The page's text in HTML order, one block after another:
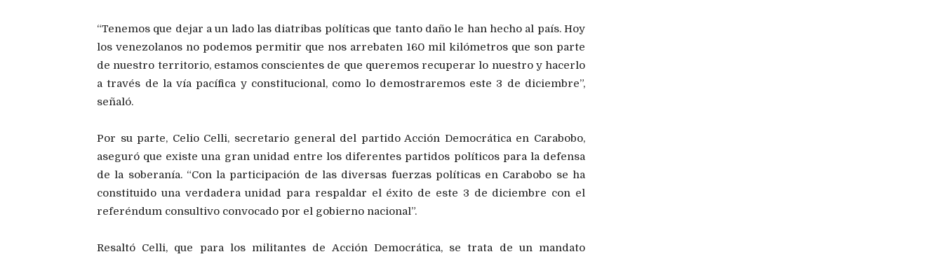
“Tenemos que dejar a un lado las diatribas políticas que tanto daño le han hecho al país. Hoy
los venezolanos no podemos permitir que nos arrebaten 160 mil kilómetros que son parte
de nuestro territorio, estamos conscientes de que queremos recuperar lo nuestro y hacerlo
a través de la vía pacífica y constitucional, como lo demostraremos este 3 de diciembre”,
señaló.
Por su parte, Celio Celli, secretario general del partido Acción Democrática en Carabobo,
aseguró que existe una gran unidad entre los diferentes partidos políticos para la defensa
de la soberanía. “Con la participación de las diversas fuerzas políticas en Carabobo se ha
constituido una verdadera unidad para respaldar el éxito de este 3 de diciembre con el
referéndum consultivo convocado por el gobierno nacional”.
Resaltó Celli, que para los militantes de Acción Democrática, se trata de un mandato